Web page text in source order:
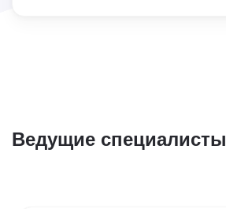
Ведущие специалисты